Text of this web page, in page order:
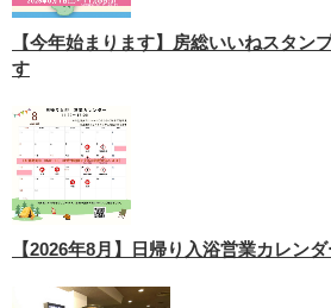
【今年始まります】房総いいねスタ
す
【2026年8月】日帰り入浴営業カレン